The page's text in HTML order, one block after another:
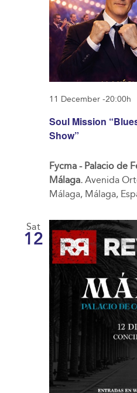
Soul Mission
Show”
11 December -20:00h
Fycma - Palacio de
Málaga. Avenida
Málaga, Málaga,
Sat
12